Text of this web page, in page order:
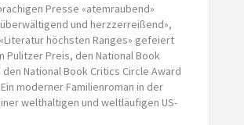
Presse «atemraubend»
und herzzerreißend»,
höchsten Ranges» gefeiert
Pulitzer Preis, den National Book
den National Book Critics Circle Award
moderner Familienroman in der
welthaltigen und weltläufigen US-